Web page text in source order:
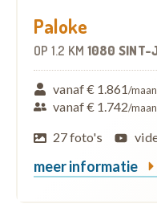
Paloke
OP 1.2 KM 1080 SINT-
vanaf € 1.861/
vanaf € 1.742/
27 foto's
meer informatie